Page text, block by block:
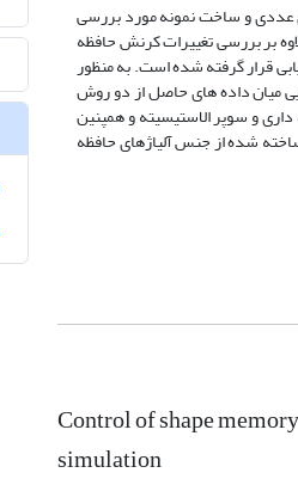
عددی و ساخت نمونه مورد بررسی
بر بررسی تغییرات کرنش حافظه
قرار گرفته شده است. به منظور
میان داده های حاصل از دو روش
و سوپر الاستیسیته و همپنین
شده از جنس آلیاژهای حافظه
Control of shape
simulation